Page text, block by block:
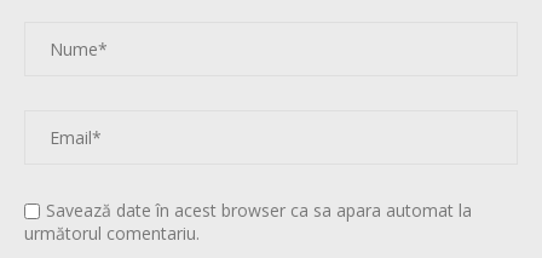
Savează date în acest browser ca sa apara automat la
următorul comentariu.